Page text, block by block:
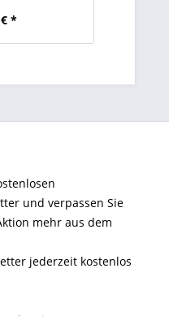
*
und verpassen Sie
mehr aus dem
jederzeit kostenlos